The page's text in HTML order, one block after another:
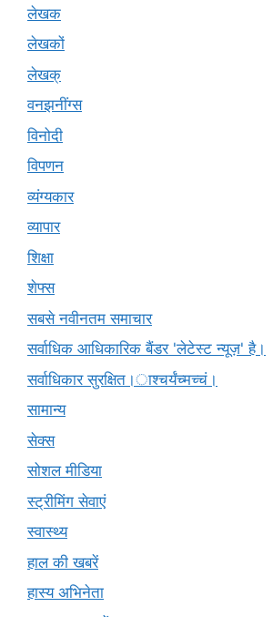
लेखक
लेखकों
लेखक्
वनझनींग्स
विनोदी
विपणन
व्यंग्यकार
व्यापार
शिक्षा
शेफ्स
सबसे नवीनतम समाचार
सर्वाधिक आधिकारिक बैंडर 'लेटेस्ट न्यूज़' है।
सर्वाधिकार सुरक्षित।ाश्चर्यंच्मच्चं।
सामान्य
सेक्स
सोशल मीडिया
स्ट्रीमिंग सेवाएं
स्वास्थ्य
हाल की खबरें
हास्य अभिनेता